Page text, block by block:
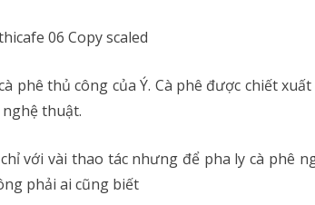
phê thủ công của Ý. Cà phê được chiết
thuật.
với vài thao tác nhưng để pha ly cà phê
phải ai cũng biết